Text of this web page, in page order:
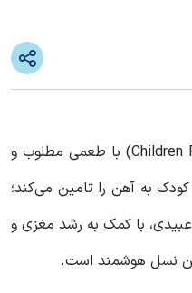
قطره فروفورت کودکان (Children Ferro Fort) با طعمی مطلوب و
کودک به آهن را تامین می‌کند؛
با کمک به رشد مغزی و
نسل هوشمند است.